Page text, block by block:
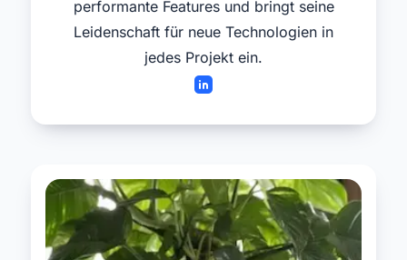
performante Features und bringt seine
Leidenschaft für neue Technologien in
jedes Projekt ein.